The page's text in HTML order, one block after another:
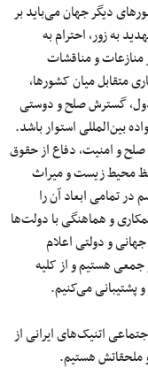
دیگر جهان می‌باید بر
به زور، احترام به
و مناقشات
متقابل میان کشورها،
گسترش صلح و دوستی
بین‌المللی استوار باشد.
صلح و امنیت، دفاع از حقوق
محیط زیست و میراث
در تمامی ابعاد آن را
و هماهنگی با دولت‌ها
جهانی و دولتی اعلام
هستیم و از کلیه
پشتیبانی می‌کنیم.
اتنیک‌های ایرانی از
ملحقاتش هستیم.